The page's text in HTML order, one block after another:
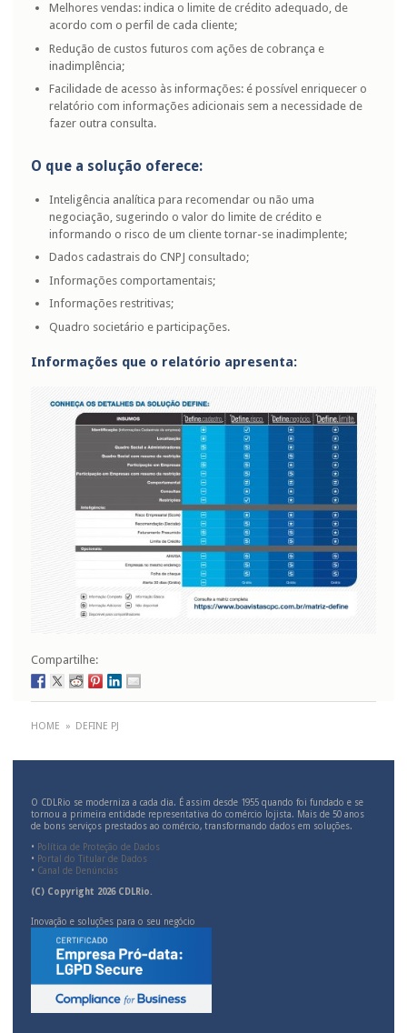
Melhores vendas: indica o limite de crédito adequado, de
acordo com o perfil de cada cliente;
Redução de custos futuros com ações de cobrança e
inadimplência;
Facilidade de acesso às informações: é possível enriquecer o
relatório com informações adicionais sem a necessidade de
fazer outra consulta.
O que a solução oferece:
Inteligência analítica para recomendar ou não uma
negociação, sugerindo o valor do limite de crédito e
informando o risco de um cliente tornar-se inadimplente;
Dados cadastrais do CNPJ consultado;
Informações comportamentais;
Informações restritivas;
Quadro societário e participações.
Informações que o relatório apresenta:
Compartilhe:
HOME » DEFINE PJ
O CDLRio se moderniza a cada dia. É assim desde 1955 quando foi fundado e se
tornou a primeira entidade representativa do comércio lojista. Mais de 50 anos
de bons serviços prestados ao comércio, transformando dados em soluções.
• Política de Proteção de Dados
• Portal do Titular de Dados
• Canal de Denúncias
(C) Copyright 2026 CDLRio.
Inovação e soluções para o seu negócio